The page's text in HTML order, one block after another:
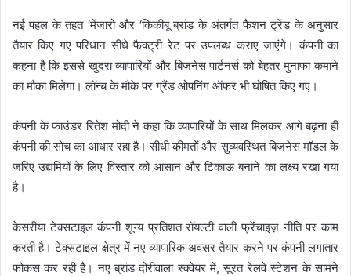
नई पहल के तहत ‘मेंजारो और ‘किकीबू ब्रांड के अंतर्गत फैशन ट्रेंड के अनुसार
तैयार किए गए परिधान सीधे फैक्ट्री रेट पर उपलब्ध कराए जाएंगे। कंपनी का
कहना है कि इससे खुदरा व्यापारियों और बिजनेस पार्टनर्स को बेहतर मुनाफा कमाने
का मौका मिलेगा। लॉन्च के मौके पर ग्रैंड ओपनिंग ऑफर भी घोषित किए गए।
कंपनी के फाउंडर रितेश मोदी ने कहा कि व्यापारियों के साथ मिलकर आगे बढ़ना ही
कंपनी की सोच का आधार रहा है। सीधी कीमतों और सुव्यवस्थित बिजनेस मॉडल के
जरिए उद्यमियों के लिए विस्तार को आसान और टिकाऊ बनाने का लक्ष्य रखा गया
है।
केसरीया टेक्सटाइल कंपनी शून्य प्रतिशत रॉयल्टी वाली फ्रेंचाइज़ नीति पर काम
करती है। टेक्सटाइल क्षेत्र में नए व्यापारिक अवसर तैयार करने पर कंपनी लगातार
फोकस कर रही है। नए ब्रांड दोरीवाला स्क्वेयर में, सूरत रेलवे स्टेशन के सामने